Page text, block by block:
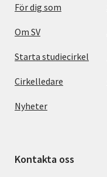
För dig som
Om SV
Starta studiecirkel
Cirkelledare
Nyheter
Kontakta oss